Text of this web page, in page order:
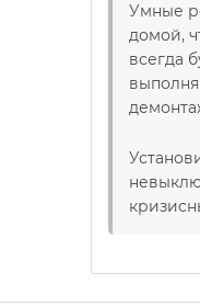
Умные
домой,
всегда